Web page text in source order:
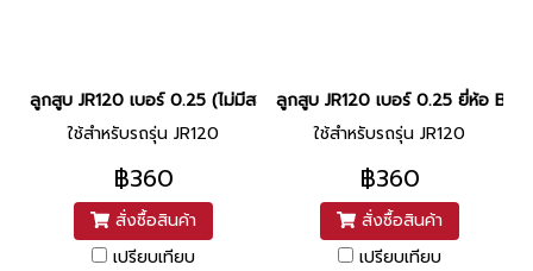
ลูกสูบ JR120 เบอร์ 0.25 (ไม่มีสลักสูบ) ยี่ห้อ BS
ใช้สำหรับรถรุ่น JR120
฿360
สั่งซื้อสินค้า
เปรียบเทียบ
ลูกสูบ JR120 เบอร์ 0.25 ยี่ห้อ BS
ใช้สำหรับรถรุ่น JR120
฿360
สั่งซื้อสินค้า
เปรียบเทียบ